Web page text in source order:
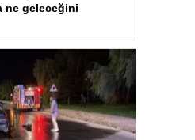
ne geleceğini